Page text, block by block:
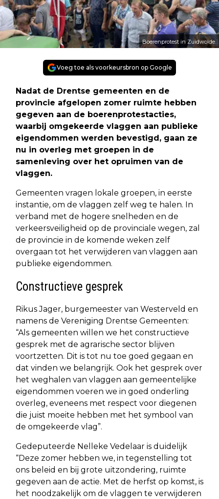
Boerenprotest in Zuidwolde.
Voeg toe als voorkeursbron op Google
Nadat de Drentse gemeenten en de
provincie afgelopen zomer ruimte hebben
gegeven aan de boerenprotestacties,
waarbij omgekeerde vlaggen aan publieke
eigendommen werden bevestigd, gaan ze
nu in overleg met groepen in de
samenleving over het opruimen van de
vlaggen.
Gemeenten vragen lokale groepen, in eerste
instantie, om de vlaggen zelf weg te halen. In
verband met de hogere snelheden en de
verkeersveiligheid op de provinciale wegen, zal
de provincie in de komende weken zelf
overgaan tot het verwijderen van vlaggen aan
publieke eigendommen.
Constructieve gesprek
Rikus Jager, burgemeester van Westerveld en
namens de Vereniging Drentse Gemeenten:
“Als gemeenten willen we het constructieve
gesprek met de agrarische sector blijven
voortzetten. Dit is tot nu toe goed gegaan en
dat vinden we belangrijk. Ook het gesprek over
het weghalen van vlaggen aan gemeentelijke
eigendommen voeren we in goed onderling
overleg, eveneens met respect voor diegenen
die juist moeite hebben met het symbool van
de omgekeerde vlag”.
Gedeputeerde Nelleke Vedelaar is duidelijk
“Deze zomer hebben we, in tegenstelling tot
ons beleid en bij grote uitzondering, ruimte
gegeven aan de actie. Met de herfst op komst, is
het noodzakelijk om de vlaggen te verwijderen